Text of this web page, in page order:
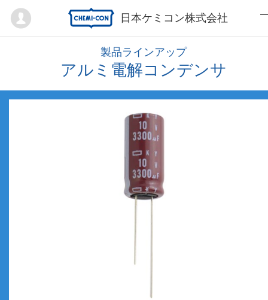
日本ケミコン株式会社
Mypage
製品ラインアップ
アルミ電解コンデンサ